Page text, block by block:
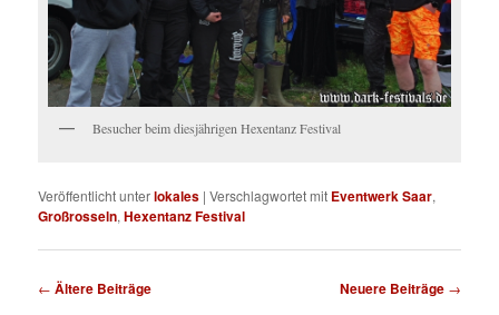
Besucher beim diesjährigen Hexentanz Festival
Veröffentlicht unterlokales |Verschlagwortet mit Eventwerk Saar,
Großrosseln,Hexentanz Festival
Beitragsnavigation
← Ältere Beiträge Neuere Beiträge →